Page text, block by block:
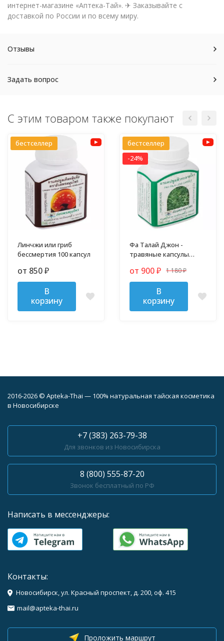
интернет-магазине «Аптека-Тай». ✈ Заказывайте с
доставкой по России и по всему миру.
Отзывы
Задать вопрос
С этим товаром также покупают
бестселлер
Линчжи или гриб
бессмертия 100 капсул
от 850 ₽
В
корзину
бестселлер
-24%
Фа Талай Джон -
травяные капсулы
простуды
от 900 ₽ 1 180₽
В
корзину
2016-2026 © Apteka-Thai — 100% натуральная тайская косметика
в Новосибирске
+7 (383) 263-79-38
Для звонков из Новосибирска
8 (800) 555-87-20
Звонок бесплатный по РФ
Написать в мессенджеры:
Контакты:
Новосибирск, ул. Красный проспект, д. 200, оф. 415
mail@apteka-thai.ru
Проложить маршрут